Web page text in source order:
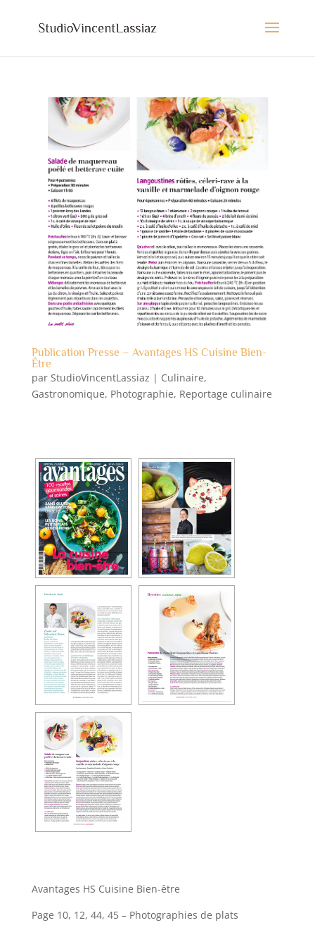
Publication Presse – Avantages HS Cuisine Bien-
Être
par StudioVincentLassiaz | Culinaire,
Gastronomique, Photographie, Reportage culinaire
Avantages HS Cuisine Bien-être
Page 10, 12, 44, 45 – Photographies de plats